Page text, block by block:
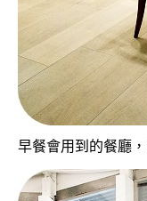
早餐會用到的餐廳